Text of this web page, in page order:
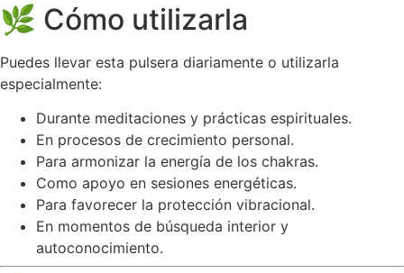
🌿 Cómo utilizarla
Puedes llevar esta pulsera diariamente o utilizarla
especialmente:
Durante meditaciones y prácticas espirituales.
En procesos de crecimiento personal.
Para armonizar la energía de los chakras.
Como apoyo en sesiones energéticas.
Para favorecer la protección vibracional.
En momentos de búsqueda interior y
autoconocimiento.